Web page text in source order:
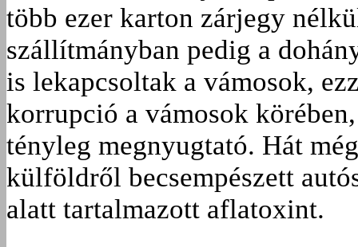
több ezer karton zárjegy
szállítmányban pedig a
is lekapcsoltak a vámosok,
korrupció a vámosok
tényleg megnyugtató. Hát
külföldről becsempészett
alatt tartalmazott aflatoxint.